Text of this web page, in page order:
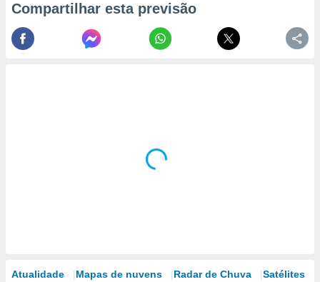
Compartilhar esta previsão
Atualidade Mapas de nuvens Radar de Chuva Satélites